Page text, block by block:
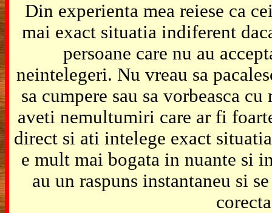
Din experienta mea reiese ca
mai exact situatia indiferent
persoane care nu au
neintelegeri. Nu vreau sa
sa cumpere sau sa vorbeasca
aveti nemultumiri care ar fi
direct si ati intelege exact
e mult mai bogata in nuante si
au un raspuns instantaneu si